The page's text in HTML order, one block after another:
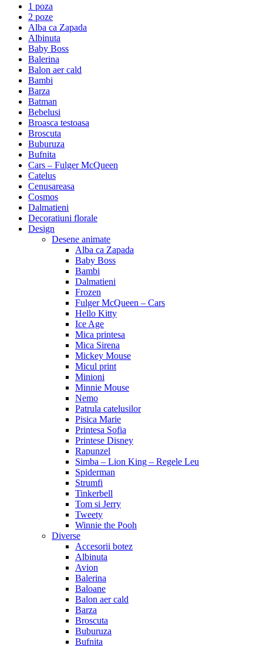
1 poza
2 poze
Alba ca Zapada
Albinuta
Baby Boss
Balerina
Balon aer cald
Bambi
Barza
Batman
Bebelusi
Broasca testoasa
Broscuta
Buburuza
Bufnita
Cars – Fulger McQueen
Catelus
Cenusareasa
Cosmos
Dalmatieni
Decoratiuni florale
Design
Desene animate
Alba ca Zapada
Baby Boss
Bambi
Dalmatieni
Frozen
Fulger McQueen – Cars
Hello Kitty
Ice Age
Mica printesa
Mica Sirena
Mickey Mouse
Micul print
Minioni
Minnie Mouse
Nemo
Patrula catelusilor
Pisica Marie
Printesa Sofia
Printese Disney
Rapunzel
Simba – Lion King – Regele Leu
Spiderman
Strumfi
Tinkerbell
Tom si Jerry
Tweety
Winnie the Pooh
Diverse
Accesorii botez
Albinuta
Avion
Balerina
Baloane
Balon aer cald
Barza
Broscuta
Buburuza
Bufnita